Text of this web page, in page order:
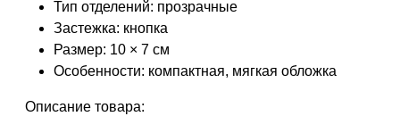
Тип отделений: прозрачные
Застежка: кнопка
Размер: 10 × 7 см
Особенности: компактная, мягкая обложка
Описание товара: